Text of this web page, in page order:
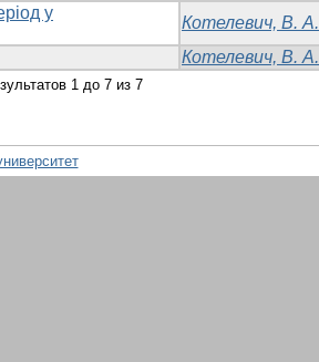
у
Котелевич, В. А.
Котелевич, В. А.
1 до 7 из 7